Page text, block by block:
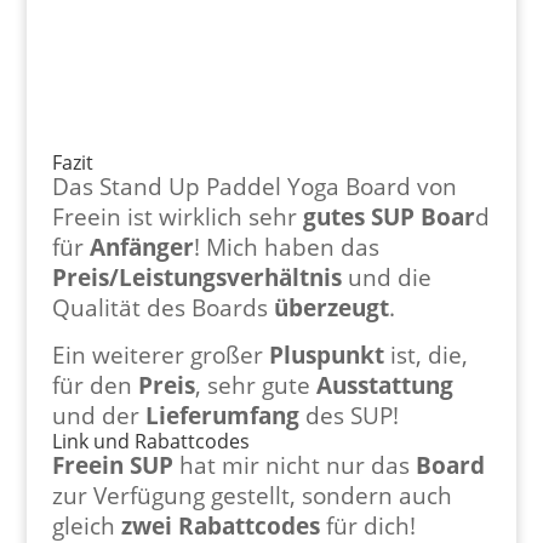
Fazit
Das Stand Up Paddel Yoga Board von
Freein ist wirklich sehr gutes SUP Board
für Anfänger! Mich haben das
Preis/Leistungsverhältnisund die
Qualität des Boards überzeugt.
Ein weiterer großer Pluspunktist, die,
für den Preis, sehr gute Ausstattung
und der Lieferumfangdes SUP!
Link und Rabattcodes
Freein SUP hat mir nicht nur das Board
zur Verfügung gestellt, sondern auch
gleich zwei Rabattcodesfür dich!